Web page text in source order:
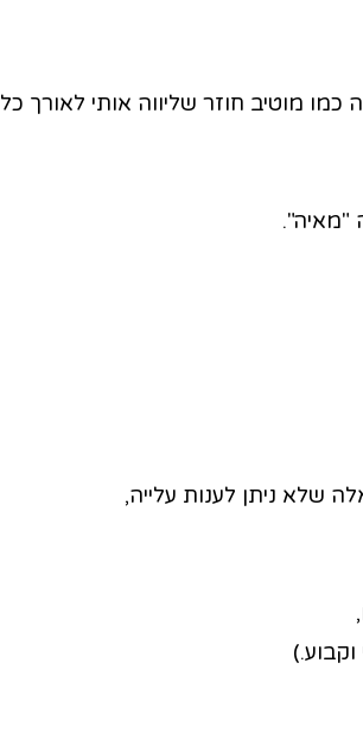
מוטיב חוזר שליווה אותי לאורך כל
"מאיה".
שלא ניתן לענות עלייה,